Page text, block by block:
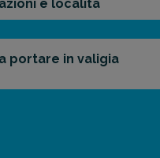
e località
portare in valigia